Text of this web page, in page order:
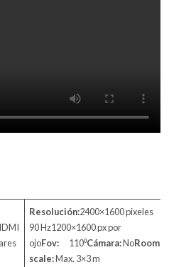
Resolución:2400×1600 pixeles
90 Hz1200×1600 px por
ojoFov: 110⁰Cámara:NoRoom
scale:Max. 3×3 m